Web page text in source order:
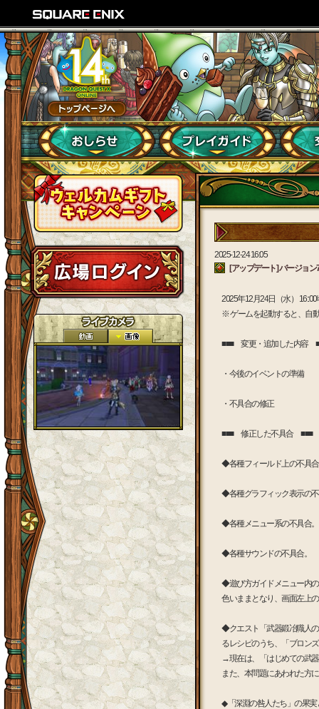
2025-12-24 16:05
[アップデート] バージョン
2025年12月24日（水）
※ ゲームを起動すると、自
■■■ 変更・追加した内容
・今後のイベントの準備
・不具合の修正
■■■ 修正した不具合 ■■■
◆各種フィールド上の不具
◆各種グラフィック表示の
◆各種メニュー系の不具合。
◆各種サウンドの不具合。
◆遊び方ガイドメニュー内
色いままとなり、画面左上
◆クエスト「武器鍛冶職人
るレシピのうち、「ブロン
→現在は、「はじめての武
また、本問題にあわれた方
◆「深淵の咎人たち」の果